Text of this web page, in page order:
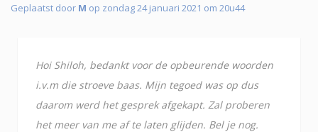
Geplaatst door M op zondag 24 januari 2021 om 20u44
Hoi Shiloh, bedankt voor de opbeurende woorden
i.v.m die stroeve baas. Mijn tegoed was op dus
daarom werd het gesprek afgekapt. Zal proberen
het meer van me af te laten glijden. Bel je nog.